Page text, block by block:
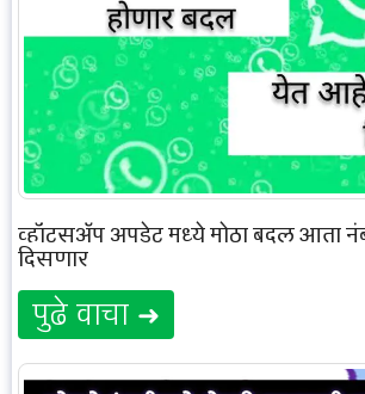
व्हॉटसॲप अपडेट मध्ये मोठा बदल आता
दिसणार
पुढे वाचा ➜